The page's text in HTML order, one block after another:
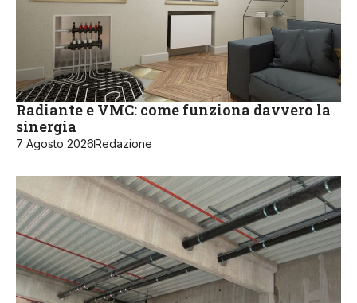
Radiante e VMC: come funziona davvero la
sinergia
7 Agosto 2026Redazione